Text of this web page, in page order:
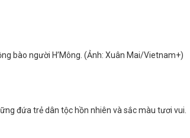
bào người H’Mông. (Ảnh: Xuân Mai/Vietnam+)
đứa trẻ dân tộc hồn nhiên và sắc màu tươi vui.